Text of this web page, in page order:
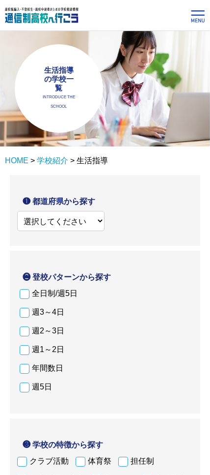
生活指導
の学校一
覧
INTRODUCE THE
SCHOOL
HOME > 学校紹介 > 生活指導
❶ 都道府県から探す
❷ 登校パターンから探す
全日制/週5日
週3～4日
週2～3日
週1～2日
年間数日
週5日
❸ 学校の特徴から探す
クラブ活動
体育祭 担任制